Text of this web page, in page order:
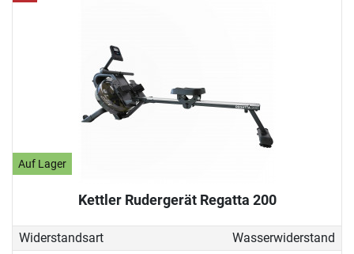
Auf Lager
Kettler Rudergerät Regatta 200
Widerstandsart
Wasserwiderstand